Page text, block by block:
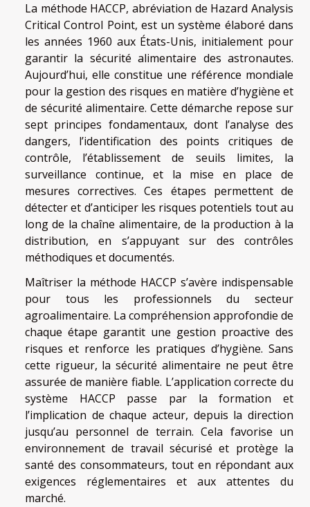
La méthode HACCP, abréviation de Hazard Analysis
Critical Control Point, est un système élaboré dans
les années 1960 aux États-Unis, initialement pour
garantir la sécurité alimentaire des astronautes.
Aujourd’hui, elle constitue une référence mondiale
pour la gestion des risques en matière d’hygiène et
de sécurité alimentaire. Cette démarche repose sur
sept principes fondamentaux, dont l’analyse des
dangers, l’identification des points critiques de
contrôle, l’établissement de seuils limites, la
surveillance continue, et la mise en place de
mesures correctives. Ces étapes permettent de
détecter et d’anticiper les risques potentiels tout au
long de la chaîne alimentaire, de la production à la
distribution, en s’appuyant sur des contrôles
méthodiques et documentés.
Maîtriser la méthode HACCP s’avère indispensable
pour tous les professionnels du secteur
agroalimentaire. La compréhension approfondie de
chaque étape garantit une gestion proactive des
risques et renforce les pratiques d’hygiène. Sans
cette rigueur, la sécurité alimentaire ne peut être
assurée de manière fiable. L’application correcte du
système HACCP passe par la formation et
l’implication de chaque acteur, depuis la direction
jusqu’au personnel de terrain. Cela favorise un
environnement de travail sécurisé et protège la
santé des consommateurs, tout en répondant aux
exigences réglementaires et aux attentes du
marché.